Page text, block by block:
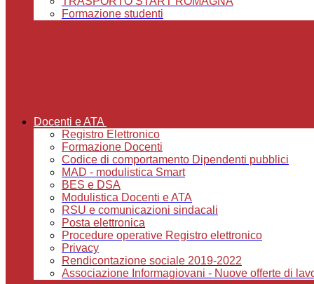
Formazione studenti
Docenti e ATA
Registro Elettronico
Formazione Docenti
Codice di comportamento Dipendenti pubblici
MAD - modulistica Smart
BES e DSA
Modulistica Docenti e ATA
RSU e comunicazioni sindacali
Posta elettronica
Procedure operative Registro elettronico
Privacy
Rendicontazione sociale 2019-2022
Associazione Informagiovani - Nuove offerte di